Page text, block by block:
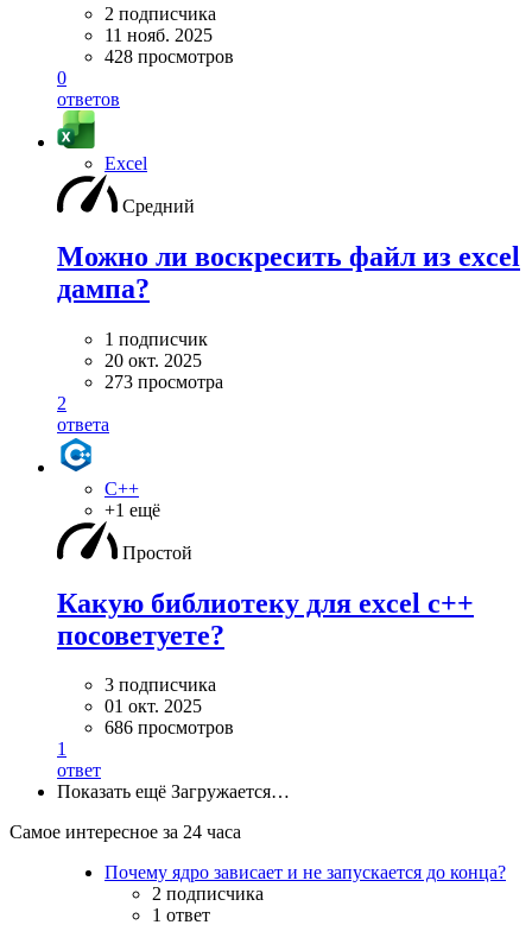
2 подписчика
11 нояб. 2025
428 просмотров
0
ответов
Excel
Средний
Можно ли воскресить файл из excel
дампа?
1 подписчик
20 окт. 2025
273 просмотра
2
ответа
C++
+1 ещё
Простой
Какую библиотеку для excel c++
посоветуете?
3 подписчика
01 окт. 2025
686 просмотров
1
ответ
Показать ещё Загружается…
Самое интересное за 24 часа
Почему ядро зависает и не запускается до конца?
2 подписчика
1 ответ